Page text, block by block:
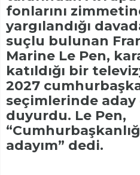
fonlarını
yargılandığı
suçlu bulunan
Marine Le Pen,
katıldığı bir
2027
seçimlerinde aday
duyurdu. Le Pen,
adayım” dedi.